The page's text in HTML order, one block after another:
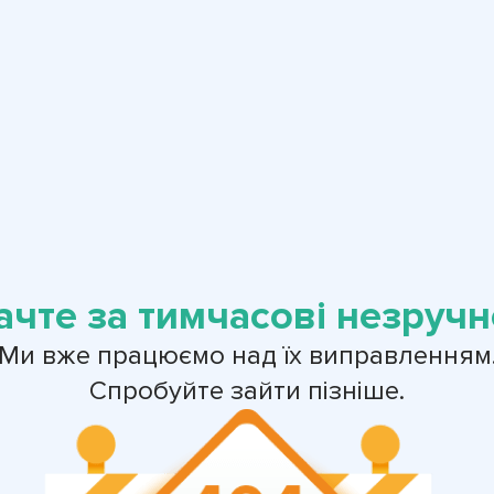
за тимчасові
вже працюємо над їх
Спробуйте зайти пізніше.